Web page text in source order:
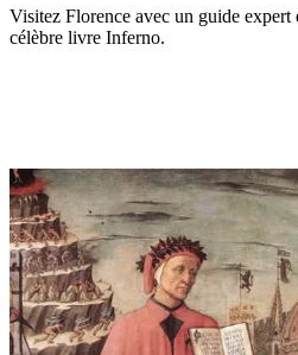
Visitez Florence avec un guide expert
célèbre livre Inferno.